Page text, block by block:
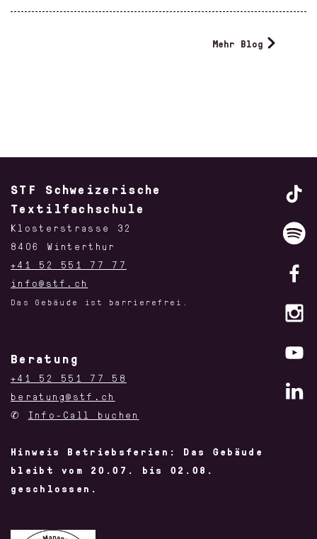
Mehr Blog
STF Schweizerische
Textilfachschule
Klosterstrasse 32
8406 Winterthur
+41 52 551 77 77
info@stf.ch
Das Gebäude ist barrierefrei.
Beratung
+41 52 551 77 58
beratung@stf.ch
✆ Info-Call buchen
Hinweis Betriebsferien: Das Gebäude
bleibt vom 20.07. bis 02.08.
geschlossen.